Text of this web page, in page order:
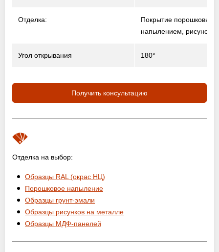
Отделка:
Покрытие порошковым
напылением, рисунок
Угол открывания 180°
Получить консультацию
Отделка на выбор:
Образцы RAL (окрас НЦ)
Порошковое напыление
Образцы грунт-эмали
Образцы рисунков на металле
Образцы МДФ-панелей